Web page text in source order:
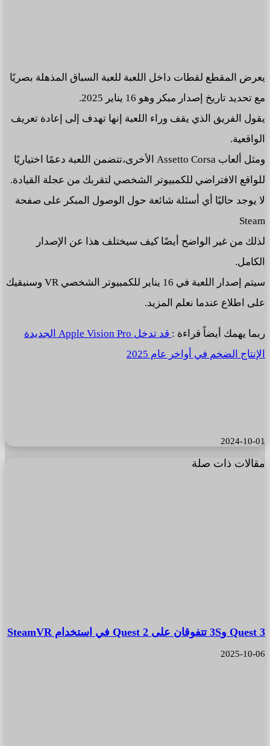
يعرض المقطع لقطات داخل اللعبة للعبة السباق المذهلة بصريًا
مع تحديد تاريخ إصدار مبكر وهو 16 يناير 2025.
يقول الفريق الذي يقف وراء اللعبة إنها تهدف إلى إعادة تعريف
الواقعية.
ومثل ألعاب Assetto Corsa الأخرى،تتضمن اللعبة دعمًا اختياريًا
للواقع الافتراضي للكمبيوتر الشخصي لتقربك من عجلة القيادة.
لا يوجد حاليًا أي أسئلة شائعة حول الوصول المبكر على صفحة
Steam
لذلك من غير الواضح أيضًا كيف سيختلف هذا عن الإصدار
الكامل.
سيتم إصدار اللعبة في 16 يناير للكمبيوتر الشخصي VR وسنبقيك
على اطلاع عندما نعلم المزيد.
ربما يهمك أيضاً قراءة :
قد تدخل Apple Vision Pro الجديدة
الإنتاج الضخم في أواخر عام 2025
2024-10-01
مقالات ذات صلة
Quest 3 و3S تتفوقان على Quest 2 في استخدام SteamVR
2025-10-06